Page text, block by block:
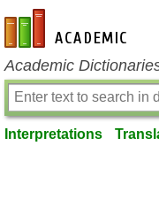
en-academic.com
Academic
Interpretations